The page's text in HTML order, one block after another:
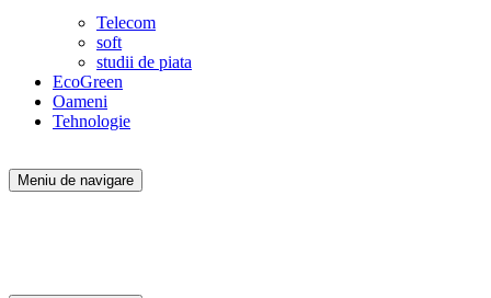
Telecom
soft
studii de piata
EcoGreen
Oameni
Tehnologie
Meniu de navigare